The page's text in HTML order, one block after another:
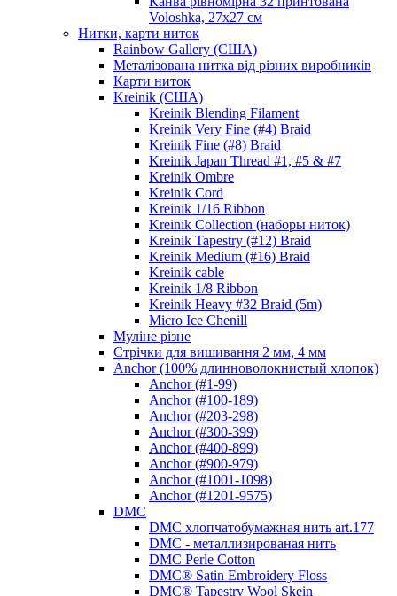
Voloshka, 27х27 см
Нитки, карти ниток
Rainbow Gallery (США)
Металізована нитка від різних виробників
Карти ниток
Kreinik (США)
Kreinik Blending Filament
Kreinik Very Fine (#4) Braid
Kreinik Fine (#8) Braid
Kreinik Japan Thread #1, #5 & #7
Kreinik Ombre
Kreinik Cord
Kreinik 1/16 Ribbon
Kreinik Collection (наборы ниток)
Kreinik Tapestry (#12) Braid
Kreinik Medium (#16) Braid
Kreinik cable
Kreinik 1/8 Ribbon
Kreinik Heavy #32 Braid (5m)
Micro Ice Chenill
Муліне різне
Стрічки для вишивання 2 мм, 4 мм
Anchor (100% длинноволокнистый хлопок)
Anchor (#1-99)
Anchor (#100-189)
Anchor (#203-298)
Anchor (#300-399)
Anchor (#400-899)
Anchor (#900-979)
Anchor (#1001-1098)
Anchor (#1201-9575)
DMC
DMC хлопчатобумажная нить art.177
DMC - металлизированая нить
DMC Perle Cotton
DMC® Satin Embroidery Floss
DMC® Tapestry Wool Skein